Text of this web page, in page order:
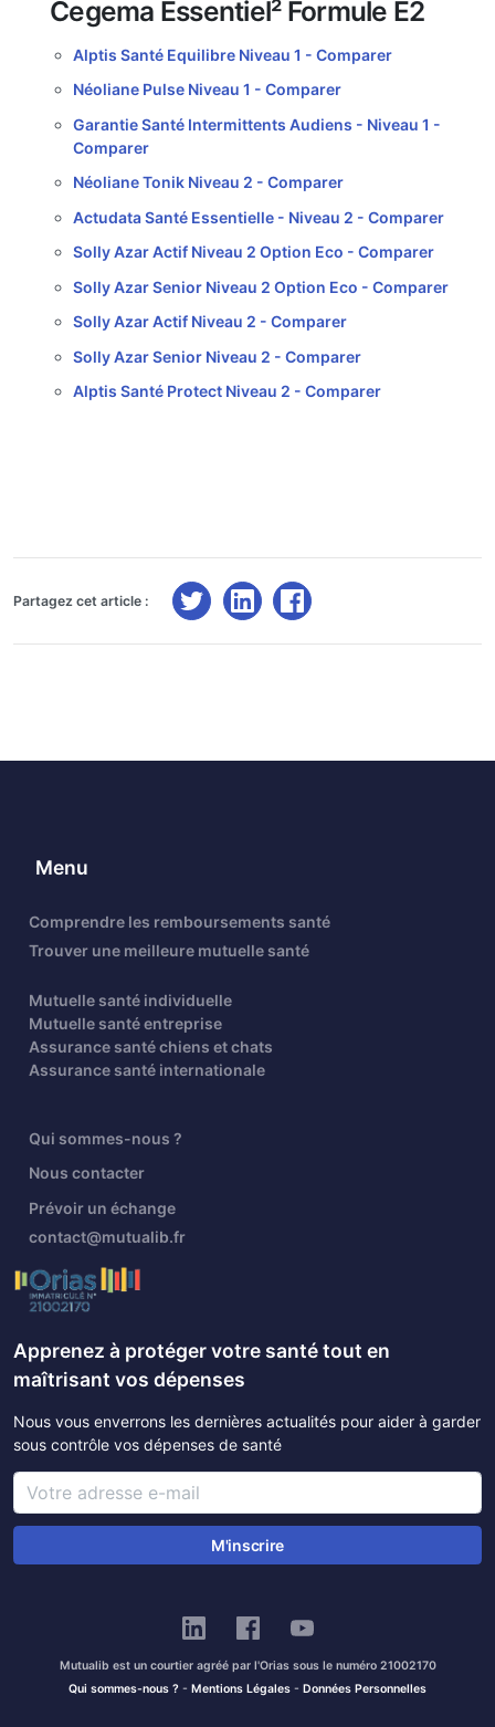
Cegema Essentiel² Formule E2
Alptis Santé Equilibre Niveau 1 - Comparer
Néoliane Pulse Niveau 1 - Comparer
Garantie Santé Intermittents Audiens - Niveau 1 -
Comparer
Néoliane Tonik Niveau 2 - Comparer
Actudata Santé Essentielle - Niveau 2 - Comparer
Solly Azar Actif Niveau 2 Option Eco - Comparer
Solly Azar Senior Niveau 2 Option Eco - Comparer
Solly Azar Actif Niveau 2 - Comparer
Solly Azar Senior Niveau 2 - Comparer
Alptis Santé Protect Niveau 2 - Comparer
Partagez cet article :
Menu
Comprendre les remboursements santé
Trouver une meilleure mutuelle santé
Mutuelle santé individuelle
Mutuelle santé entreprise
Assurance santé chiens et chats
Assurance santé internationale
Qui sommes-nous ?
Nous contacter
Prévoir un échange
contact@mutualib.fr
Apprenez à protéger votre santé tout en
maîtrisant vos dépenses
Nous vous enverrons les dernières actualités pour aider à garder
sous contrôle vos dépenses de santé
M'inscrire
Mutualib est un courtier agréé par l'Orias sous le numéro 21002170
Qui sommes-nous ? - Mentions Légales - Données Personnelles